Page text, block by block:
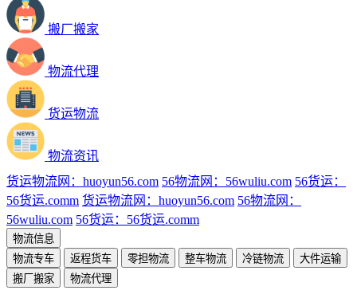
搬厂搬家
物流代理
货运物流
物流资讯
货运物流网：huoyun56.com 56物流网：56wuliu.com 56货运：
56货运.comm 货运物流网：huoyun56.com 56物流网：
56wuliu.com 56货运：56货运.comm
物流信息
物流专车
返程货车 零担物流 整车物流 冷链物流
大件运输
搬厂搬家
物流代理